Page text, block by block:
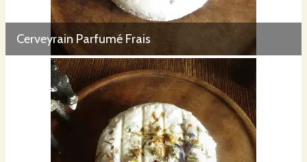
Cerveyrain Parfumé Frais